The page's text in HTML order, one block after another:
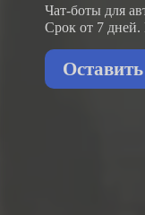
Чат-боты для
Срок от 7